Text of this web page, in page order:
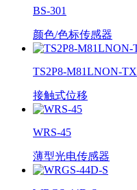
BS-301
颜色/色标传感器
TS2P8-M81LNON-TX
接触式位移
WRS-45
薄型光电传感器